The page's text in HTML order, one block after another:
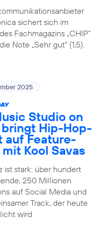
sichert sich im
Fachmagazins „CHIP”
Note „Sehr gut“ (1,5).
2025
Studio on
bringt Hip-Hop-
auf Feature-
Kool Savas
ist stark: über hundert
250 Millionen
auf Social Media und
Track, der heute
wird